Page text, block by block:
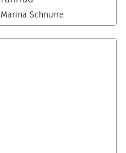
Marina Schnurre